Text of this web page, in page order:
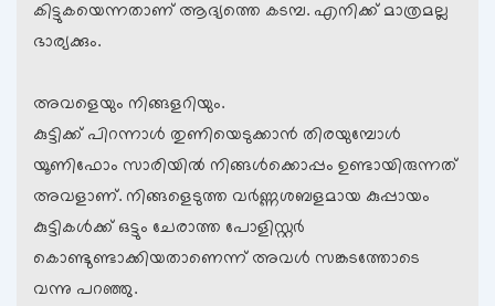
കിട്ടുകയെന്നതാണ് ആദ്യത്തെ കടമ്പ. എനിക്ക് മാത്രമല്ല
ഭാര്യക്കും.
അവളെയും നിങ്ങളറിയും.
കുട്ടിക്ക് പിറന്നാള്‍ തുണിയെടുക്കാന്‍ തിരയുമ്പോള്‍
യൂണിഫോം സാരിയില്‍ നിങ്ങള്‍ക്കൊപ്പം ഉണ്ടായിരുന്നത്
അവളാണ്. നിങ്ങളെടുത്ത വര്‍ണ്ണശബളമായ കുപ്പായം
കുട്ടികള്‍ക്ക് ഒട്ടും ചേരാത്ത പോളിസ്റ്റര്‍
കൊണ്ടുണ്ടാക്കിയതാണെന്ന് അവള്‍ സങ്കടത്തോടെ
വന്നു പറഞ്ഞു.